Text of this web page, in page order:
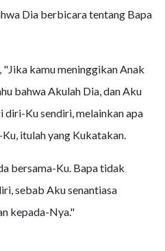
Dia berbicara tentang Bapa
"Jika kamu meninggikan Anak
bahwa Akulah Dia, dan Aku
diri-Ku sendiri, melainkan apa
itulah yang Kukatakan.
bersama-Ku. Bapa tidak
sebab Aku senantiasa
kepada-Nya."